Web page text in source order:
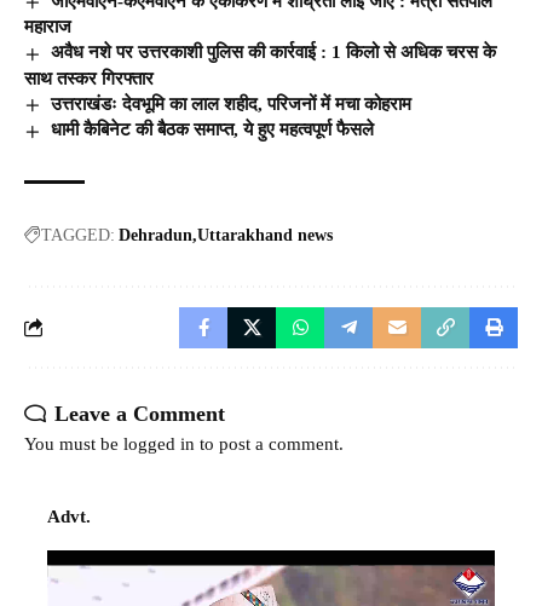
महाराज
अवैध नशे पर उत्तरकाशी पुलिस की कार्रवाई : 1 किलो से अधिक चरस के
साथ तस्कर गिरफ्तार
उत्तराखंडः देवभूमि का लाल शहीद, परिजनों में मचा कोहराम
धामी कैबिनेट की बैठक समाप्त, ये हुए महत्वपूर्ण फैसले
TAGGED: Dehradun Uttarakhand news
Leave a Comment
You must be logged in to post a comment.
Advt.
Video